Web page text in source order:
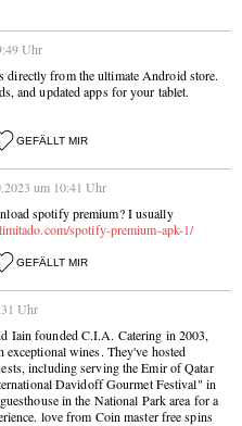
Uhr
directly from the ultimate Android store.
and updated apps for your tablet.
GEFÄLLT MIR
um 10:41 Uhr
spotify premium? I usually
spotify-premium-apk-1/
GEFÄLLT MIR
Uhr
Iain founded C.I.A. Catering in 2003,
wines. They've hosted
including serving the Emir of Qatar
Davidoff Gourmet Festival" in
in the National Park area for a
love from Coin master free spins